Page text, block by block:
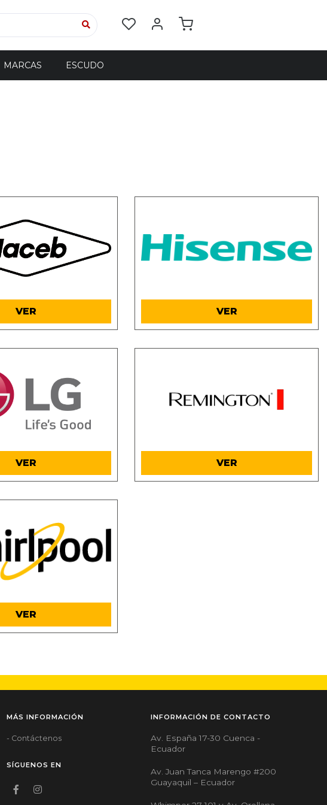
MARCAS ESCUDO
VER VER
VER VER
VER
MÁS INFORMACIÓN
- Contáctenos
SÍGUENOS EN
INFORMACIÓN DE CONTACTO
Av. España 17-30 Cuenca -
Ecuador
Av. Juan Tanca Marengo #200
Guayaquil – Ecuador